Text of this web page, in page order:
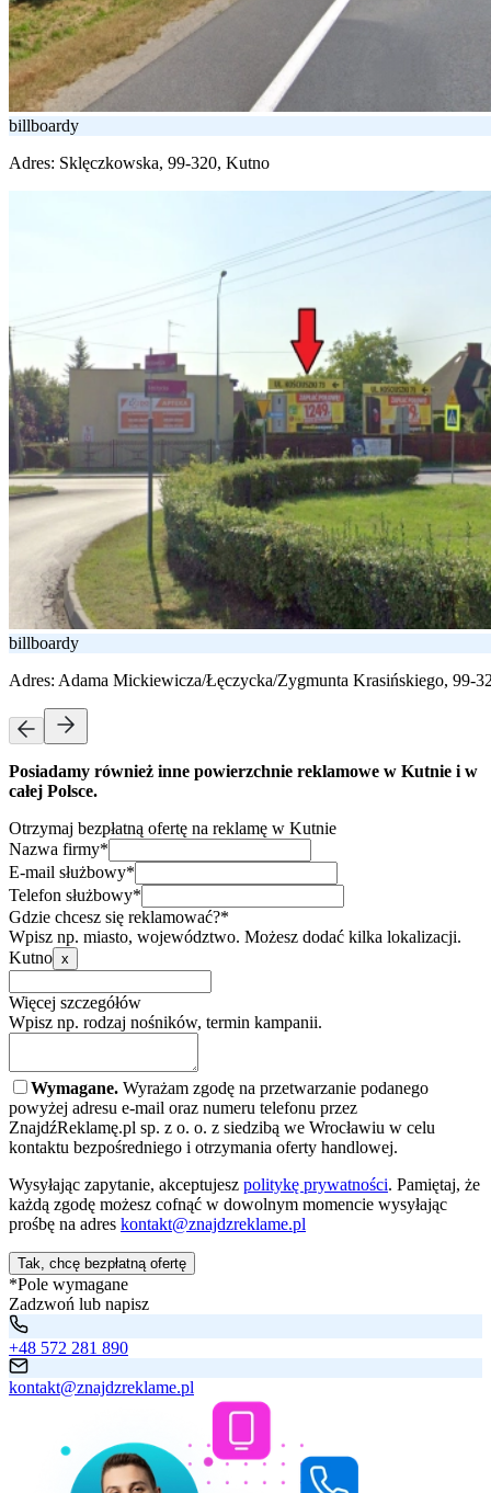
billboardy
Adres: Sklęczkowska, 99-320, Kutno
billboardy
Adres: Adama Mickiewicza/Łęczycka/Zygmunta Krasińskiego, 99-
Posiadamy również inne powierzchnie reklamowe w Kutnie i w
całej Polsce.
Otrzymaj bezpłatną ofertę na reklamę w Kutnie
Nazwa firmy*
E-mail służbowy*
Telefon służbowy*
Gdzie chcesz się reklamować?*
Wpisz np. miasto, województwo. Możesz dodać kilka lokalizacji.
Kutno x
Więcej szczegółów
Wpisz np. rodzaj nośników, termin kampanii.
Wymagane. Wyrażam zgodę na przetwarzanie podanego
powyżej adresu e-mail oraz numeru telefonu przez
ZnajdźReklamę.pl sp. z o. o. z siedzibą we Wrocławiu w celu
kontaktu bezpośredniego i otrzymania oferty handlowej.
Wysyłając zapytanie, akceptujesz politykę prywatności. Pamiętaj, że
każdą zgodę możesz cofnąć w dowolnym momencie wysyłając
prośbę na adres kontakt@znajdzreklame.pl
Tak, chcę bezpłatną ofertę
*Pole wymagane
Zadzwoń lub napisz
+48 572 281 890
kontakt@znajdzreklame.pl